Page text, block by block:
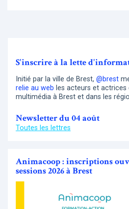
S'inscrire à la lette
Initié par la ville de Brest, @brest
relie au web les acteurs et actrices
multimédia à Brest et dans les
Newsletter du 04 août
Toutes les lettres
Animacoop : inscriptions
sessions 2026 à Brest